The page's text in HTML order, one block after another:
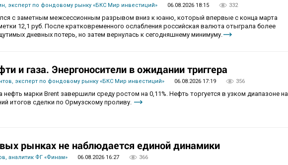
эксперт по фондовому рынку «БКС Мир инвестиций» 06.08.2026 18:15 332
с заметным межсессионным разрывом вниз к юаню, который впервые с конца марта
12,1 руб. После кратковременного ослабления российская валюта отыграла более
дневных потерь, но затем вернулась к сегодняшнему минимуму.
и газа. Энергоносители в ожидании триггера
эксперт по фондовому рынку «БКС Мир инвестиций» 06.08.2026 17:19 356
марки Brent завершили среду ростом на 0,11%. Нефть торгуется в узком диапазоне на
итогов сделки по Ормузскому проливу.
рынках не наблюдается единой динамики
аналитик ФГ «Финам» 06.08.2026 16:27 366